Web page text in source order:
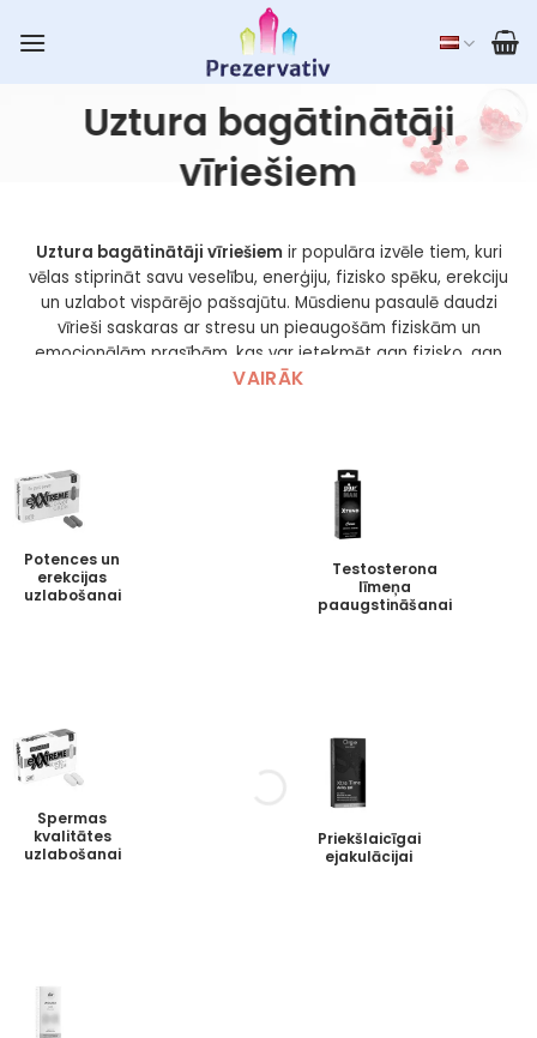
Uztura bagātinātāji
vīriešiem
Uztura bagātinātāji vīriešiem ir populāra izvēle tiem, kuri
vēlas stiprināt savu veselību, enerģiju, fizisko spēku, erekciju
un uzlabot vispārējo pašsajūtu. Mūsdienu pasaulē daudzi
vīrieši saskaras ar stresu un pieaugošām fiziskām un
emocionālām prasībām, kas var ietekmēt gan fizisko, gan
garīgo veselību. Aizvien biežāk erekcijas traucējumi
funkcijas un uzlabo seksuālo dzīvi. Uztura bagātinātāji
erekcijas stiprināšanai palīdzēs atrisināt intīmas problēmas.
VAIRĀK
Potences un
erekcijas
uzlabošanai
Spermas
kvalitātes
uzlabošanai
Testosterona
līmeņa
paaugstināšanai
Priekšlaicīgai
ejakulācijai